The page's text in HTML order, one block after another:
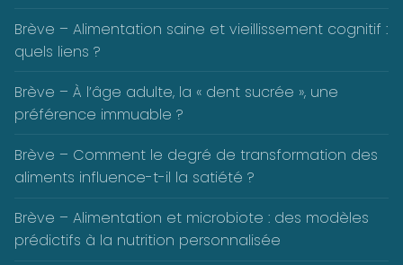
Brève – Alimentation saine et vieillissement cognitif :
quels liens ?
Brève – À l’âge adulte, la « dent sucrée », une
préférence immuable ?
Brève – Comment le degré de transformation des
aliments influence-t-il la satiété ?
Brève – Alimentation et microbiote : des modèles
prédictifs à la nutrition personnalisée